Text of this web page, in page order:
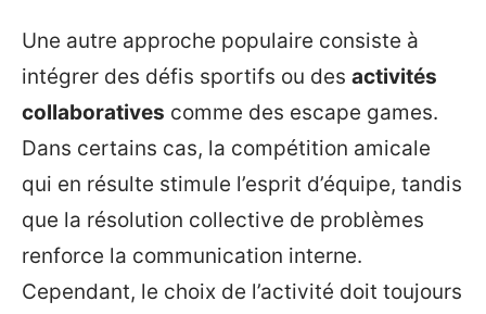
Une autre approche populaire consiste à
intégrer des défis sportifs ou des activités
collaboratives comme des escape games.
Dans certains cas, la compétition amicale
qui en résulte stimule l’esprit d’équipe, tandis
que la résolution collective de problèmes
renforce la communication interne.
Cependant, le choix de l’activité doit toujours